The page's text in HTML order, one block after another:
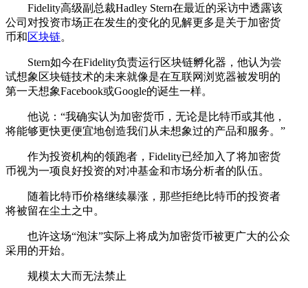
Fidelity高级副总裁Hadley Stern在最近的采访中透露该
公司对投资市场正在发生的变化的见解更多是关于加密货
币和区块链。
Stern如今在Fidelity负责运行区块链孵化器，他认为尝
试想象区块链技术的未来就像是在互联网浏览器被发明的
第一天想象Facebook或Google的诞生一样。
他说：“我确实认为加密货币，无论是比特币或其他，
将能够更快更便宜地创造我们从未想象过的产品和服务。”
作为投资机构的领跑者，Fidelity已经加入了将加密货
币视为一项良好投资的对冲基金和市场分析者的队伍。
随着比特币价格继续暴涨，那些拒绝比特币的投资者
将被留在尘土之中。
也许这场“泡沫”实际上将成为加密货币被更广大的公众
采用的开始。
规模太大而无法禁止